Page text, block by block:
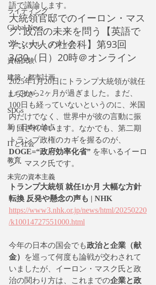
ライティング
Global News
ソーシャル・メディア
資格試験
建築・都市計画
まち歩き
SDGs
新・日本の論点
ITと社会
教育
未完の資本主義
語で議論します。
大統領官邸でのイーロン・マス
ク: 政治の未来を問う【英語で
学ぶ大人の社会科】第93回
3/30（日）20時＠オンライン
2025年1月20日にトランプ大統領が就任
してから2ヶ月が過ぎました。まだ、
100日も経っていないというのに、米国
内だけでなく、世界中が彼の言動に振
り回されています。なかでも、第二期
トランプ政権のカギを握るのが、
DOGE=“政府効率化省” を率いるイーロ
ン・マスク氏です。
トランプ大統領 就任1か月 大幅な方針
転換 反発や懸念の声も | NHK
https://www3.nhk.or.jp/news/html/20250220
/k10014727551000.html
今年の日本の国会でも政治と企業（献
金）
を巡って何度も論戦が交わされて
いましたが、イーロン・マスク氏と政
治の関わり方は、これまでの企業と政